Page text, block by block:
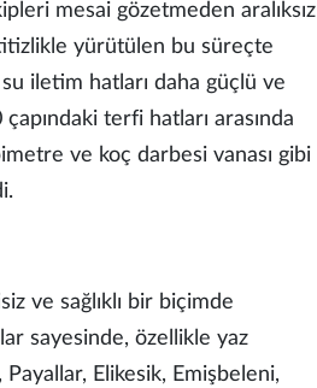
mesai gözetmeden aralıksız
yürütülen bu süreçte
su iletim hatları daha güçlü ve
terfi hatları arasında
ve koç darbesi vanası gibi
ve sağlıklı bir biçimde
sayesinde, özellikle yaz
Elikesik, Emişbeleni,